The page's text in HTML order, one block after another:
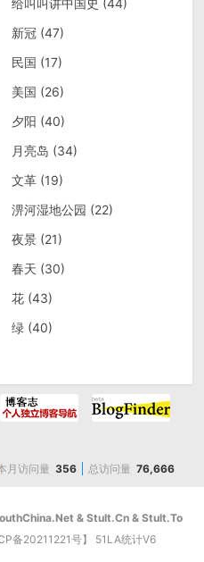
给叫叫讲中国史 (44)
新冠(47)
民国 (17)
美国 (26)
夕阳 (40)
月亮岛 (34)
文革(19)
淠河湿地公园 (22)
夜景(21)
春天 (30)
花(43)
绿(40)
月访问量 356 总访问量 76,666
& StuIt.Cn & StuIt.To
备20211221号】 51LA统计V6